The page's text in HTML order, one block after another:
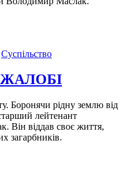
Суспільство
Боронячи рідну землю від
лейтенант
Він віддав своє життя,
загарбників.